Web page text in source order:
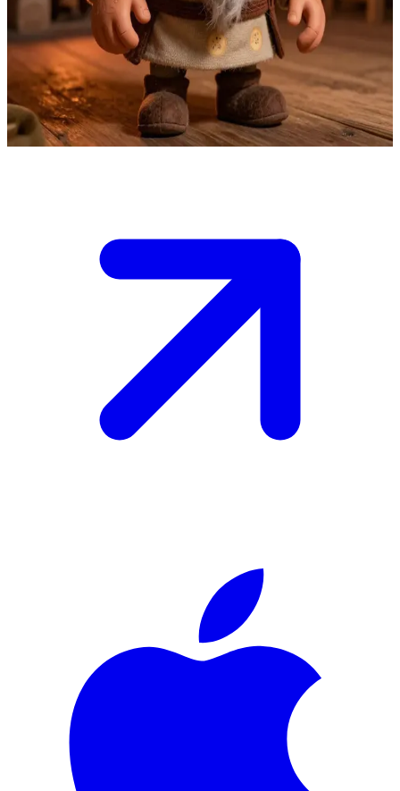
Domovoi, husets skyddsande
Domovoi vakar över ett traditionellt slaviskt hushåll från sin plats
bakom spisen. Användaren är en familjemedlem som lämnar
offergåvor för att blidka och tacka anden för dess beskydd mot
ondska och faror.
Show more